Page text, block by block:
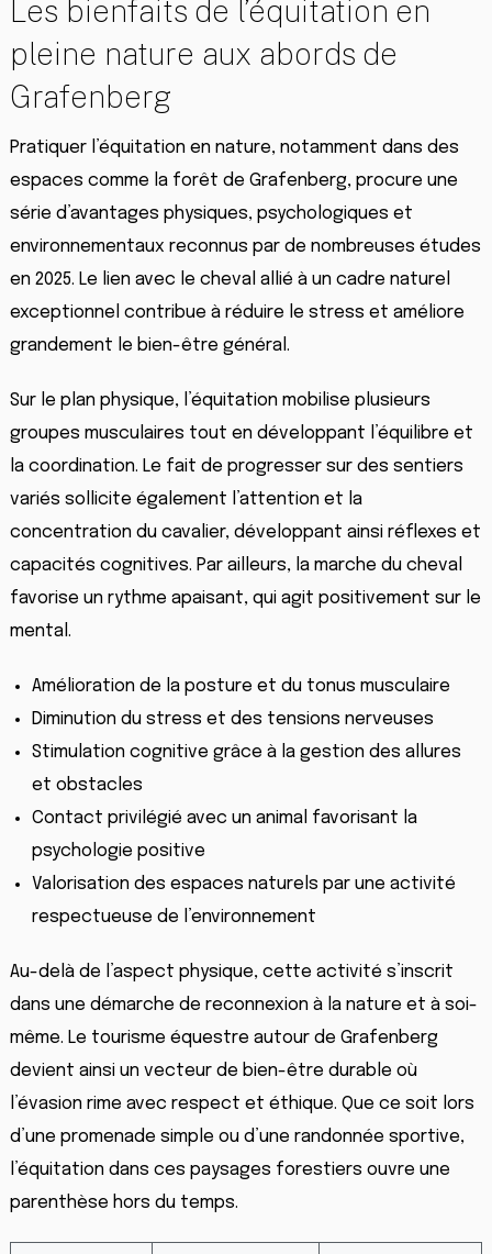
Les bienfaits de l’équitation en
pleine nature aux abords de
Grafenberg
Pratiquer l’équitation en nature, notamment dans des
espaces comme la forêt de Grafenberg, procure une
série d’avantages physiques, psychologiques et
environnementaux reconnus par de nombreuses études
en 2025. Le lien avec le cheval allié à un cadre naturel
exceptionnel contribue à réduire le stress et améliore
grandement le bien-être général.
Sur le plan physique, l’équitation mobilise plusieurs
groupes musculaires tout en développant l’équilibre et
la coordination. Le fait de progresser sur des sentiers
variés sollicite également l’attention et la
concentration du cavalier, développant ainsi réflexes et
capacités cognitives. Par ailleurs, la marche du cheval
favorise un rythme apaisant, qui agit positivement sur le
mental.
Amélioration de la posture et du tonus musculaire
Diminution du stress et des tensions nerveuses
Stimulation cognitive grâce à la gestion des allures
et obstacles
Contact privilégié avec un animal favorisant la
psychologie positive
Valorisation des espaces naturels par une activité
respectueuse de l’environnement
Au-delà de l’aspect physique, cette activité s’inscrit
dans une démarche de reconnexion à la nature et à soi-
même. Le tourisme équestre autour de Grafenberg
devient ainsi un vecteur de bien-être durable où
l’évasion rime avec respect et éthique. Que ce soit lors
d’une promenade simple ou d’une randonnée sportive,
l’équitation dans ces paysages forestiers ouvre une
parenthèse hors du temps.